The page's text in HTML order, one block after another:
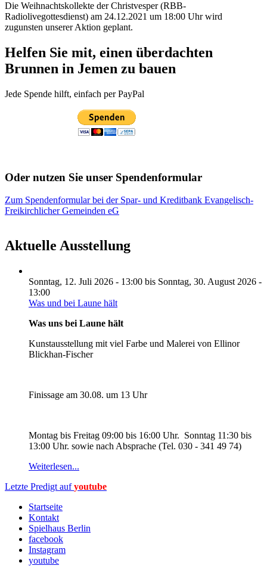
Die Weihnachtskollekte der Christvesper (RBB-
Radiolivegottesdienst) am 24.12.2021 um 18:00 Uhr wird
zugunsten unserer Aktion geplant.
Helfen Sie mit, einen überdachten
Brunnen in Jemen zu bauen
Jede Spende hilft, einfach per PayPal
Oder nutzen Sie unser Spendenformular
Zum Spendenformular bei der Spar- und Kreditbank Evangelisch-
Freikirchlicher Gemeinden eG
Aktuelle Ausstellung
Sonntag, 12. Juli 2026 - 13:00 bis Sonntag, 30. August 2026 -
13:00
Was und bei Laune hält
Was uns bei Laune hält
Kunstausstellung mit viel Farbe und Malerei von Ellinor
Blickhan-Fischer
Finissage am 30.08. um 13 Uhr
Montag bis Freitag 09:00 bis 16:00 Uhr. Sonntag 11:30 bis
13:00 Uhr. sowie nach Absprache (Tel. 030 - 341 49 74)
Weiterlesen...
Letzte Predigt auf youtube
Startseite
Kontakt
Spielhaus Berlin
facebook
Instagram
youtube